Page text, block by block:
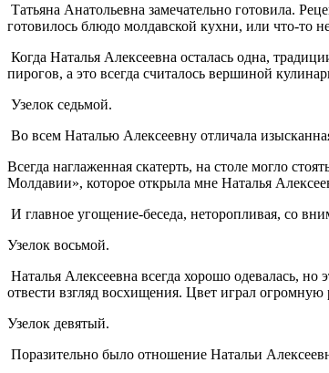
Татьяна Анатольевна замечательно готовила.
готовилось блюдо молдавской кухни, или что-то
Когда Наталья Алексеевна осталась одна,
пирогов, а это всегда считалось вершиной
Узелок седьмой.
Во всем Наталью Алексеевну отличала
Всегда наглаженная скатерть, на столе могло
Молдавии», которое открыла мне Наталья
И главное угощение-беседа, неторопливая, со
Узелок восьмой.
Наталья Алексеевна всегда хорошо одевалась,
отвести взгляд восхищения. Цвет играл
Узелок девятый.
Поразительно было отношение Натальи